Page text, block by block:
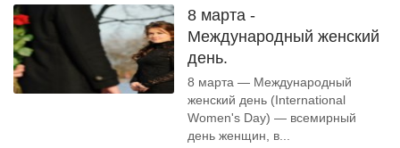
8 марта -
Международный женский
день.
8 марта — Международный
женский день (International
Women's Day) — всемирный
день женщин, в...